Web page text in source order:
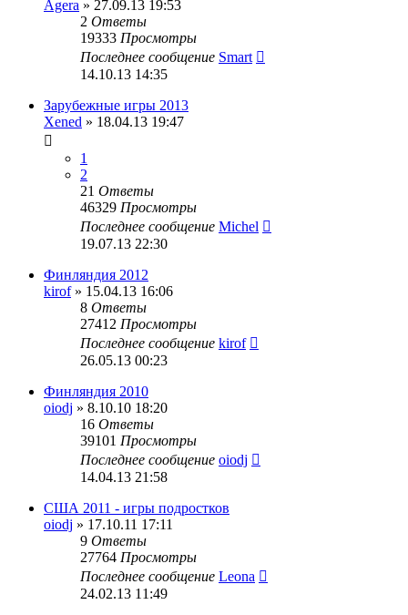
Agera » 27.09.13 19:53
2 Ответы
19333 Просмотры
Последнее сообщение Smart
14.10.13 14:35
Зарубежные игры 2013
Xened » 18.04.13 19:47
1
2
21 Ответы
46329 Просмотры
Последнее сообщение Michel
19.07.13 22:30
Финляндия 2012
kirof» 15.04.13 16:06
8 Ответы
27412 Просмотры
Последнее сообщение kirof
26.05.13 00:23
Финляндия 2010
oiodj » 8.10.10 18:20
16 Ответы
39101 Просмотры
Последнее сообщение oiodj
14.04.13 21:58
США 2011 - игры подростков
oiodj » 17.10.11 17:11
9 Ответы
27764 Просмотры
Последнее сообщение Leona
24.02.13 11:49